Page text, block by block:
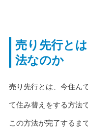
売り先行と
法なのか
売り先行とは、今住ん
て住み替えをする方法で
この方法が完了するま